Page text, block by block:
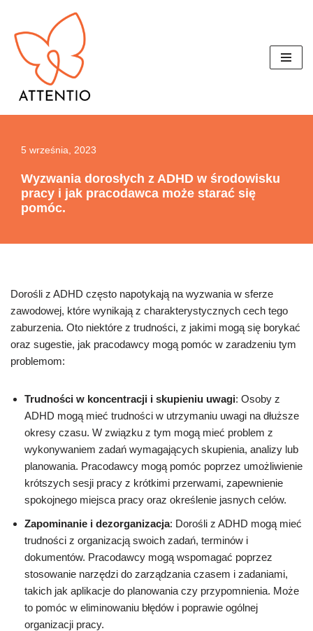
Przejdź
do
treści
5 września, 2023
Wyzwania dorosłych z ADHD w środowisku
pracy i jak pracodawca może starać się
pomóc.
Dorośli z ADHD często napotykają na wyzwania w sferze
zawodowej, które wynikają z charakterystycznych cech tego
zaburzenia. Oto niektóre z trudności, z jakimi mogą się borykać
oraz sugestie, jak pracodawcy mogą pomóc w zaradzeniu tym
problemom:
Trudności w koncentracji i skupieniu uwagi: Osoby z
ADHD mogą mieć trudności w utrzymaniu uwagi na dłuższe
okresy czasu. W związku z tym mogą mieć problem z
wykonywaniem zadań wymagających skupienia, analizy lub
planowania. Pracodawcy mogą pomóc poprzez umożliwienie
krótszych sesji pracy z krótkimi przerwami, zapewnienie
spokojnego miejsca pracy oraz określenie jasnych celów.
Zapominanie i dezorganizacja: Dorośli z ADHD mogą mieć
trudności z organizacją swoich zadań, terminów i
dokumentów. Pracodawcy mogą wspomagać poprzez
stosowanie narzędzi do zarządzania czasem i zadaniami,
takich jak aplikacje do planowania czy przypomnienia. Może
to pomóc w eliminowaniu błędów i poprawie ogólnej
organizacji pracy.